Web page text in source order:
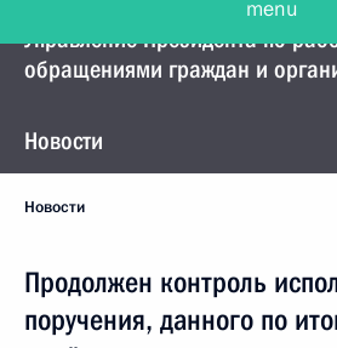
Управление Президента по
обращениями граждан и
Новости
Новости
Продолжен контроль
поручения, данного по